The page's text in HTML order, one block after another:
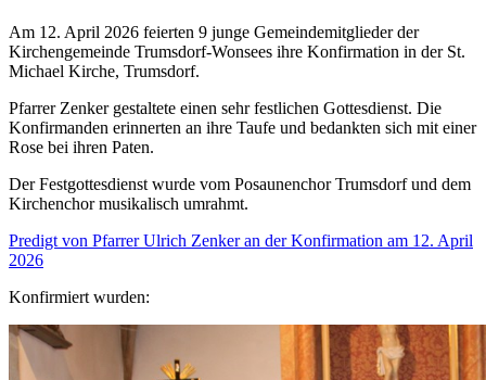
Am 12. April 2026 feierten 9 junge Gemeindemitglieder der
Kirchengemeinde Trumsdorf-Wonsees ihre Konfirmation in der St.
Michael Kirche, Trumsdorf.
Pfarrer Zenker gestaltete einen sehr festlichen Gottesdienst. Die
Konfirmanden erinnerten an ihre Taufe und bedankten sich mit einer
Rose bei ihren Paten.
Der Festgottesdienst wurde vom Posaunenchor Trumsdorf und dem
Kirchenchor musikalisch umrahmt.
Predigt von Pfarrer Ulrich Zenker an der Konfirmation am 12. April
2026
Konfirmiert wurden: